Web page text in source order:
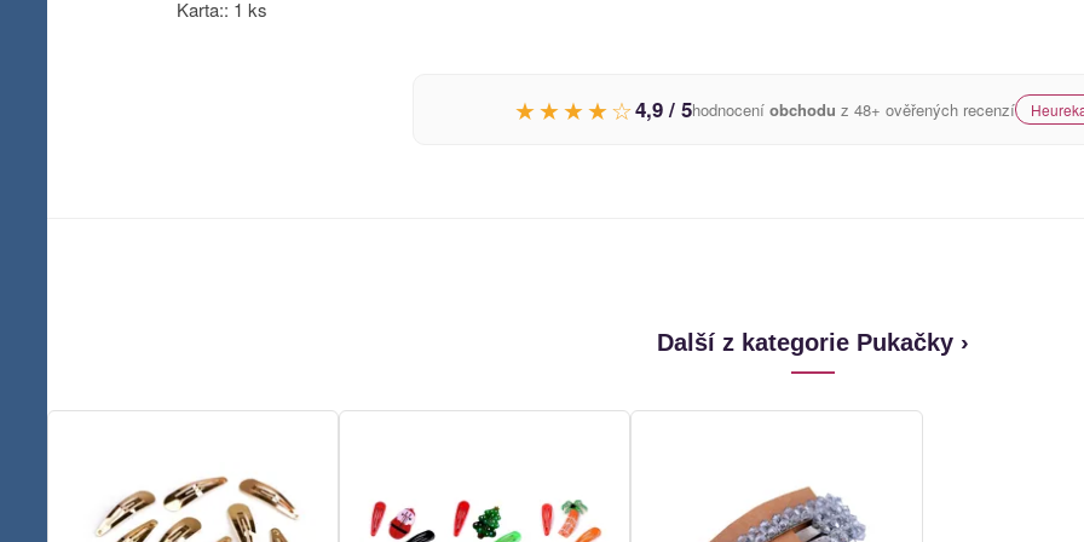
Karta:: 1 ks
★★★★☆4,9 / 5hodnocení obchodu z 48+ ověřených recenzí
Další z kategorie Pukačky ›